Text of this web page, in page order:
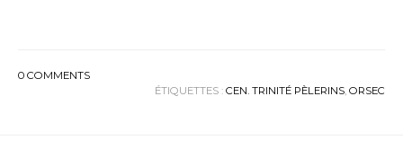
0 COMMENTS
ÉTIQUETTES : CEN. TRINITÉ PÈLERINS, ORSEC